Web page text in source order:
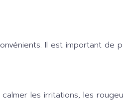
Il est important de
les irritations, les